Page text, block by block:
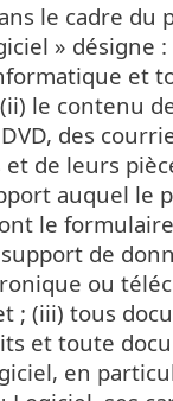
le cadre du
» désigne :
et
le contenu
des
de leurs
auquel le
le
de
ou
; (iii) tous
et toute
en